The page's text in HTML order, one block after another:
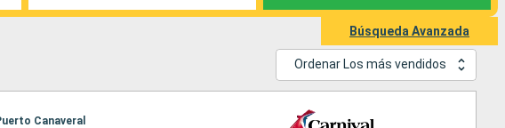
Búsqueda Avanzada
Ordenar Los más vendidos
Canaveral